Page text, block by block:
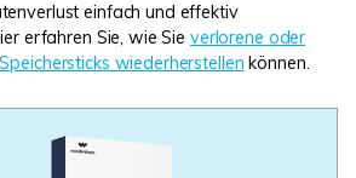
einfach und effektiv
erfahren Sie, wie Sie verlorene oder
wiederherstellen können.